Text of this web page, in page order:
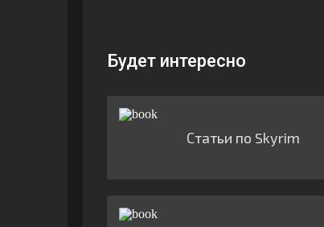
Будет интересно
Статьи по Skyrim